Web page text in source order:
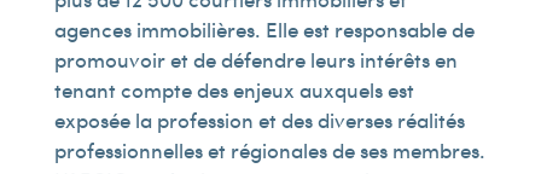
agences immobilières. Elle est responsable de
promouvoir et de défendre leurs intérêts en
tenant compte des enjeux auxquels est
exposée la profession et des diverses réalités
professionnelles et régionales de ses membres.